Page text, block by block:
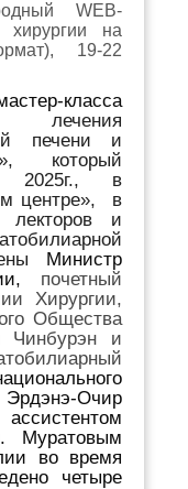
WEB-
хирургии на
19-22
класса
лечения
печени и
который
2025г., в
центре», в
лекторов и
Министр
почетный
Хирургии,
Общества
Чинбурэн и
Очир
Муратовым
во время
четыре